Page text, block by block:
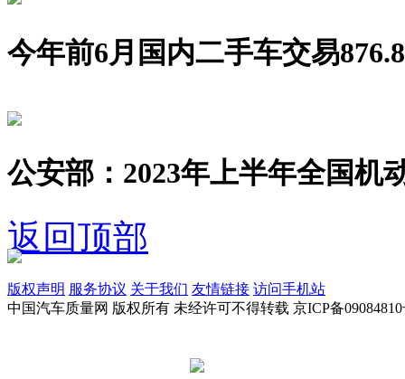
今年前6月国内二手车交易
公安部：2023年上半年全国机
返回顶部
版权声明 服务协议 关于我们 友情链接 访问手机站
中国汽车质量网 版权所有 未经许可不得转载 京ICP备09084810